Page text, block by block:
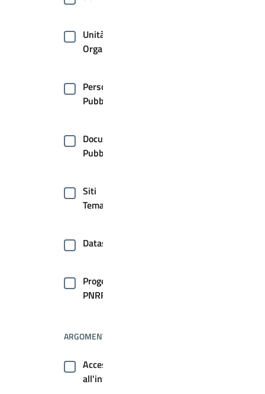
Unità
Organizzative
Persone
Pubbliche
Documenti
Pubblici
Siti
Tematici
Dataset
Progetti
PNRR
ARGOMENTI
Accesso
all'informazione